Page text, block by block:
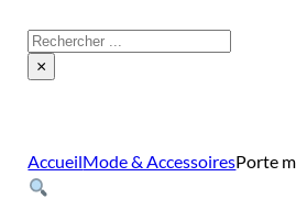
Rechercher
×
AccueilMode & AccessoiresPorte